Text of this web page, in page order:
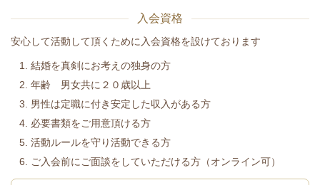
入会資格
安心して活動して頂くために入会資格を設けております
結婚を真剣にお考えの独身の方
年齢 男女共に２０歳以上
男性は定職に付き安定した収入がある方
必要書類をご用意頂ける方
活動ルールを守り活動できる方
ご入会前にご面談をしていただける方（オンライン可）